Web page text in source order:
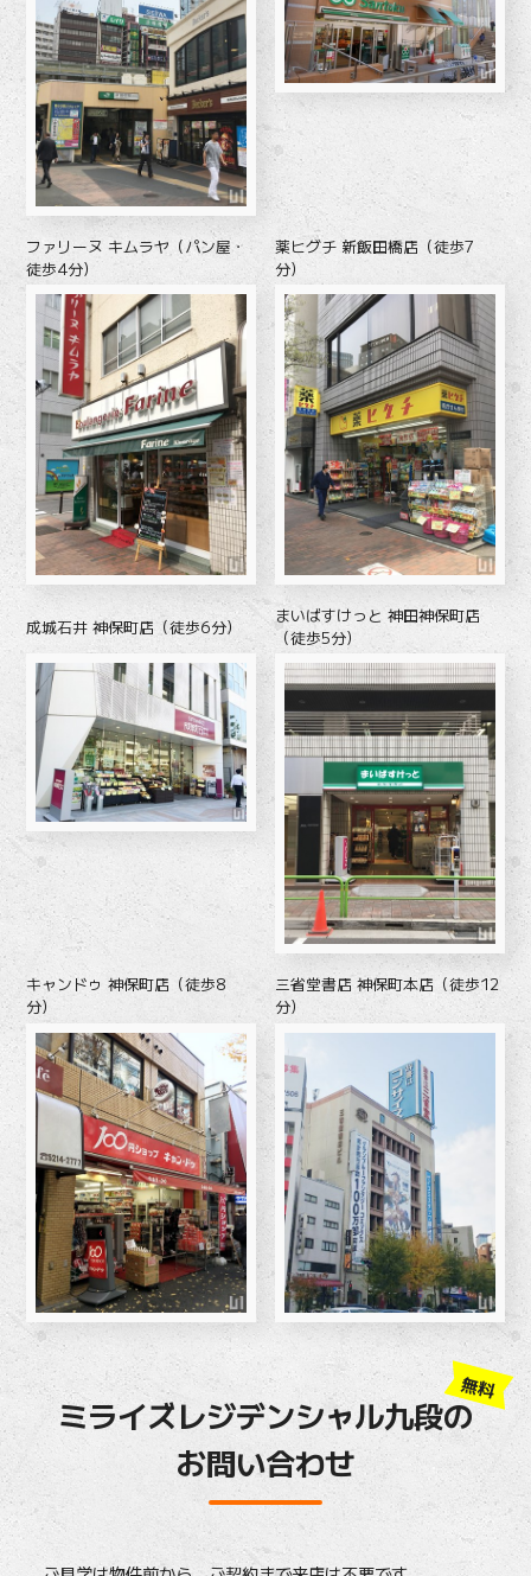
ファリーヌ キムラヤ（パン屋・
徒歩4分）
薬ヒグチ 新飯田橋店（徒歩7
分）
成城石井 神保町店（徒歩6分）
まいばすけっと 神田神保町店
（徒歩5分）
キャンドゥ 神保町店（徒歩8
分）
三省堂書店 神保町本店（徒歩12
分）
ミライズレジデンシャル九段の
お問い合わせ
無料